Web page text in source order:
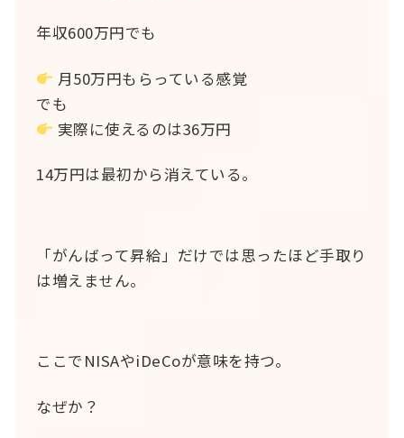
年収600万円でも
月50万円もらっている感覚
でも
実際に使えるのは36万円
14万円は最初から消えている。
「がんばって昇給」だけでは思ったほど手取り
は増えません。
ここでNISAやiDeCoが意味を持つ。
なぜか？